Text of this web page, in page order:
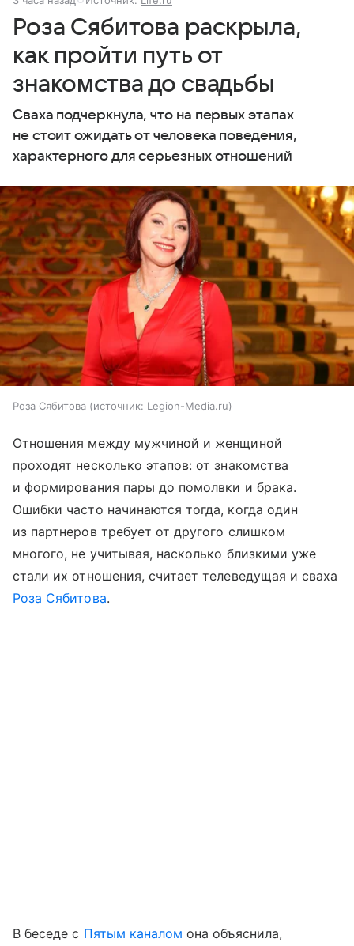
Роза Сябитова раскрыла,
как пройти путь от
знакомства до свадьбы
Сваха подчеркнула, что на первых этапах
не стоит ожидать от человека поведения,
характерного для серьезных отношений
Роза Сябитова источник: Legion-Media.ru
Отношения между мужчиной и женщиной
проходят несколько этапов: от знакомства
и формирования пары до помолвки и брака.
Ошибки часто начинаются тогда, когда один
из партнеров требует от другого слишком
многого, не учитывая, насколько близкими уже
стали их отношения, считает телеведущая и сваха
Роза Сябитова.
В беседе с Пятым каналом она объяснила,